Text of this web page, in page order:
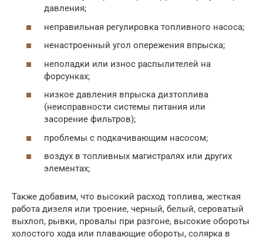
давления;
неправильная регулировка топливного насоса;
ненастроенный угол опережения впрыска;
неполадки или износ распылителей на
форсунках;
низкое давления впрыска дизтоплива
(неисправности системы питания или
засорение фильтров);
проблемы с подкачивающим насосом;
воздух в топливных магистралях или других
элементах;
Также добавим, что высокий расход топлива, жесткая
работа дизеля или троение, черный, белый, сероватый
выхлоп, рывки, провалы при разгоне, высокие обороты
холостого хода или плавающие обороты, солярка в